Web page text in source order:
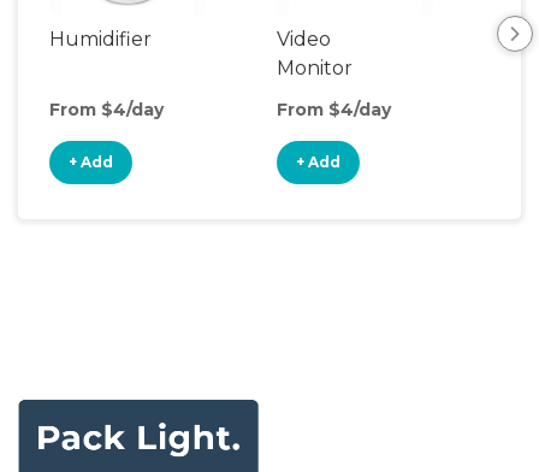
Humidifier
From $4/day
+ Add
Video
Monitor
From $4/day
+ Add